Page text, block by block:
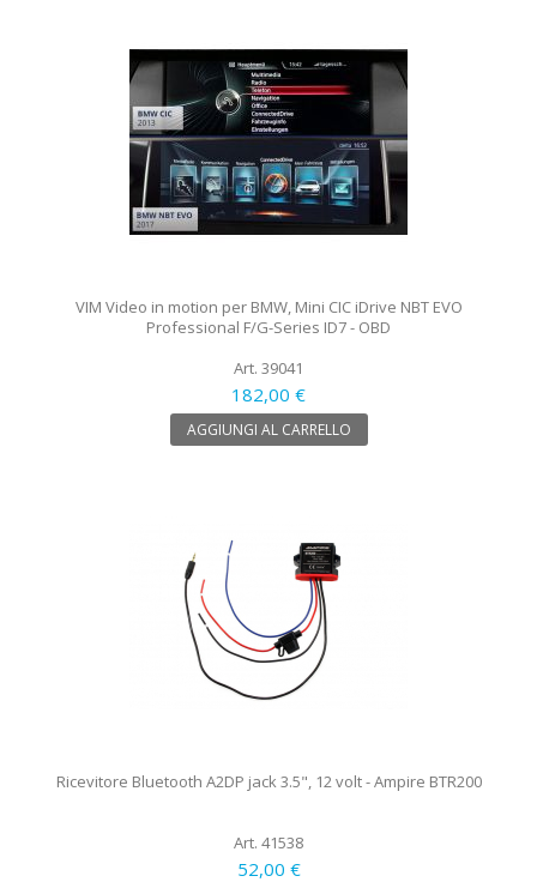
VIM Video in motion per BMW, Mini CIC iDrive NBT EVO
Professional F/G-Series ID7 - OBD
Art. 39041
182,00 €
AGGIUNGI AL CARRELLO
Ricevitore Bluetooth A2DP jack 3.5", 12 volt - Ampire BTR200
Art. 41538
52,00 €